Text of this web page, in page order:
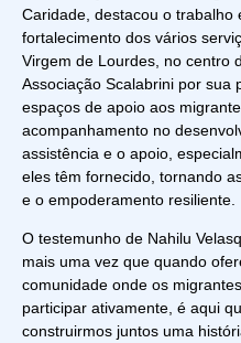
Caridade, destacou o trabalho
fortalecimento dos vários
Virgem de Lourdes, no centro
Associação Scalabrini por sua
espaços de apoio aos
acompanhamento no
assistência e o apoio,
eles têm fornecido, tornando
e o empoderamento resiliente.
O testemunho de Nahilu
mais uma vez que quando
comunidade onde os
participar ativamente, é aqui
construirmos juntos uma